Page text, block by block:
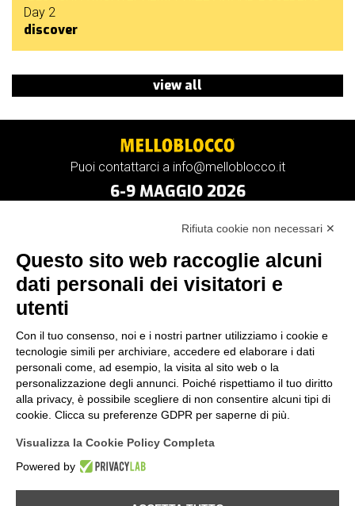
Day 2
discover
view all
Puoi contattarci a info@melloblocco.it
6-9 MAGGIO 2026
Rifiuta cookie non necessari ✕
Questo sito web raccoglie alcuni
dati personali dei visitatori e
utenti
Con il tuo consenso, noi e i nostri partner utilizziamo i cookie e
tecnologie simili per archiviare, accedere ed elaborare i dati
personali come, ad esempio, la visita al sito web o la
personalizzazione degli annunci. Poiché rispettiamo il tuo diritto
alla privacy, è possibile scegliere di non consentire alcuni tipi di
cookie. Clicca su preferenze GDPR per saperne di più.
Visualizza la Cookie Policy Completa
Powered by